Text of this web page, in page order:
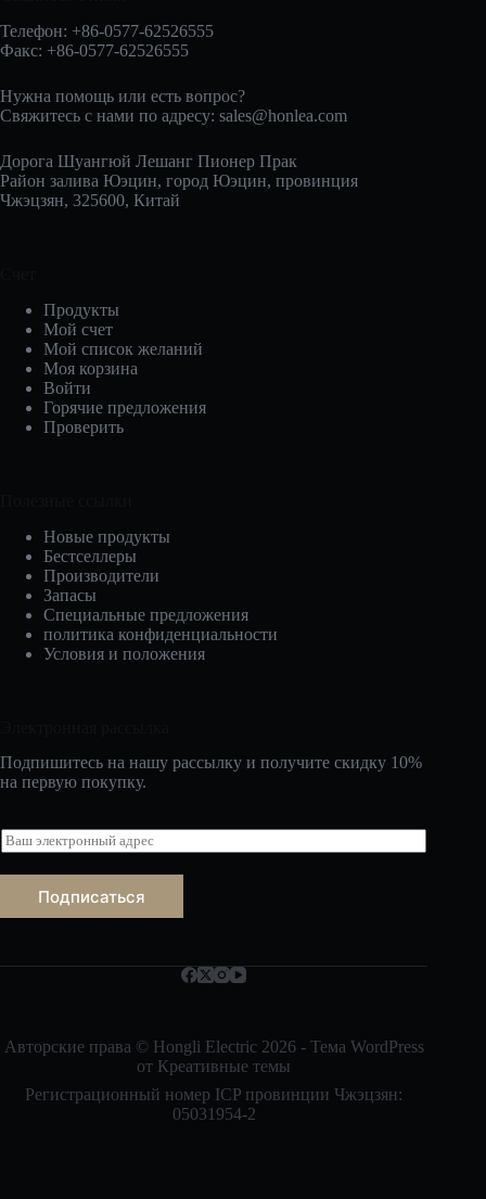
Телефон: +86-0577-62526555
Факс: +86-0577-62526555
Нужна помощь или есть вопрос?
Свяжитесь с нами по адресу: sales@honlea.com
Дорога Шуангюй Лешанг Пионер Прак
Район залива Юэцин, город Юэцин, провинция
Чжэцзян, 325600, Китай
Продукты
Мой счет
Мой список желаний
Моя корзина
Войти
Горячие предложения
Проверить
Новые продукты
Бестселлеры
Производители
Запасы
Специальные предложения
политика конфиденциальности
Условия и положения
Подпишитесь на нашу рассылку и получите скидку 10%
на первую покупку.
Э
л
е
н
п
о
Подписаться
Авторские права © Hongli Electric 2026 - Тема WordPress
от Креативные темы
Регистрационный номер ICP провинции Чжэцзян:
05031954-2
한국어
ไทย